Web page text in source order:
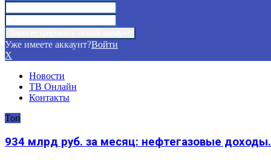
Уже имеете аккаунт?Войти
X
Новости
ТВ Онлайн
Контакты
Топ
934 млрд руб. за месяц: нефтегазовые